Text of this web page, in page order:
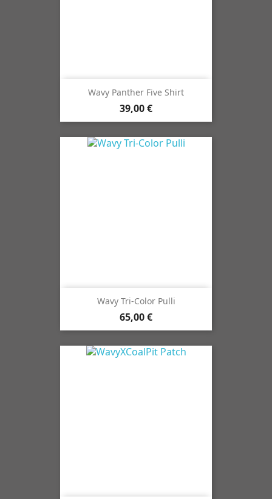
Wavy Panther Five Shirt
39,00 €
Wavy Tri-Color Pulli
65,00 €